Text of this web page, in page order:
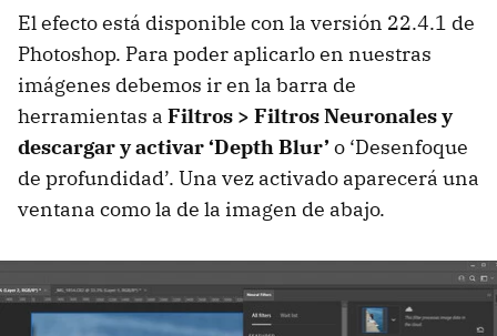
El efecto está disponible con la versión 22.4.1 de
Photoshop. Para poder aplicarlo en nuestras
imágenes debemos ir en la barra de
herramientas a Filtros > Filtros Neuronales y
descargar y activar ‘Depth Blur’ o ‘Desenfoque
de profundidad’. Una vez activado aparecerá una
ventana como la de la imagen de abajo.